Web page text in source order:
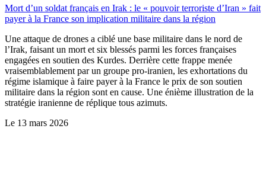
Mort d’un soldat français en Irak : le « pouvoir terroriste d’Iran » fait
payer à la France son implication militaire dans la région
Une attaque de drones a ciblé une base militaire dans le nord de
l’Irak, faisant un mort et six blessés parmi les forces françaises
engagées en soutien des Kurdes. Derrière cette frappe menée
vraisemblablement par un groupe pro-iranien, les exhortations du
régime islamique à faire payer à la France le prix de son soutien
militaire dans la région sont en cause. Une énième illustration de la
stratégie iranienne de réplique tous azimuts.
Le 13 mars 2026